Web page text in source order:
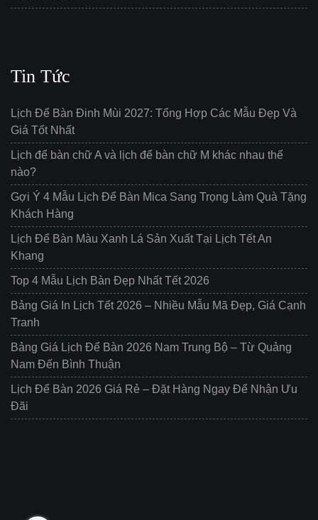
Tin Tức
Lịch Để Bàn Đinh Mùi 2027: Tổng Hợp Các Mẫu Đẹp Và
Giá Tốt Nhất
Lịch để bàn chữ A và lịch để bàn chữ M khác nhau thế
nào?
Gợi Ý 4 Mẫu Lịch Để Bàn Mica Sang Trọng Làm Quà Tặng
Khách Hàng
Lịch Để Bàn Màu Xanh Lá Sản Xuất Tại Lịch Tết An
Khang
Top 4 Mẫu Lịch Bàn Đẹp Nhất Tết 2026
Bảng Giá In Lịch Tết 2026 – Nhiều Mẫu Mã Đẹp, Giá Cạnh
Tranh
Bảng Giá Lịch Để Bàn 2026 Nam Trung Bộ – Từ Quảng
Nam Đến Bình Thuận
Lịch Để Bàn 2026 Giá Rẻ – Đặt Hàng Ngay Để Nhận Ưu
Đãi